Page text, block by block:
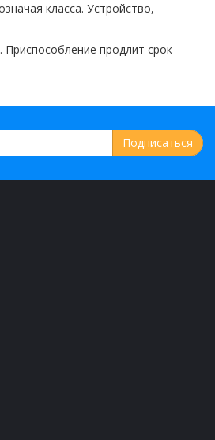
класса. Устройство,
продлит срок